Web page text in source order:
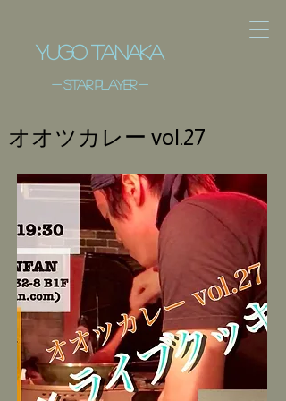
​Yugo Tanaka
- ​sitar player -
オオツカレー vol.27